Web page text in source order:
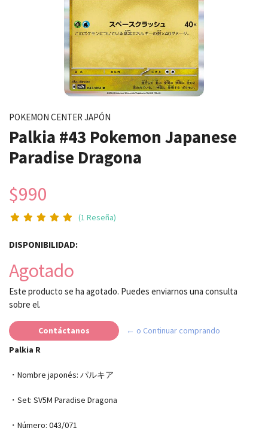
POKEMON CENTER JAPÓN
Palkia #43 Pokemon Japanese
Paradise Dragona
$990
(1 Reseña)
DISPONIBILIDAD:
Agotado
Este producto se ha agotado. Puedes enviarnos una consulta
sobre el.
Contáctanos
← o Continuar comprando
Palkia R
・Nombre japonés: パルキア
・Set: SV5M Paradise Dragona
・Número: 043/071